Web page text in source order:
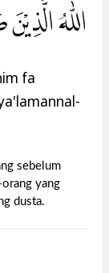
اللّٰهُ
fa
sebelum
yang
dusta.